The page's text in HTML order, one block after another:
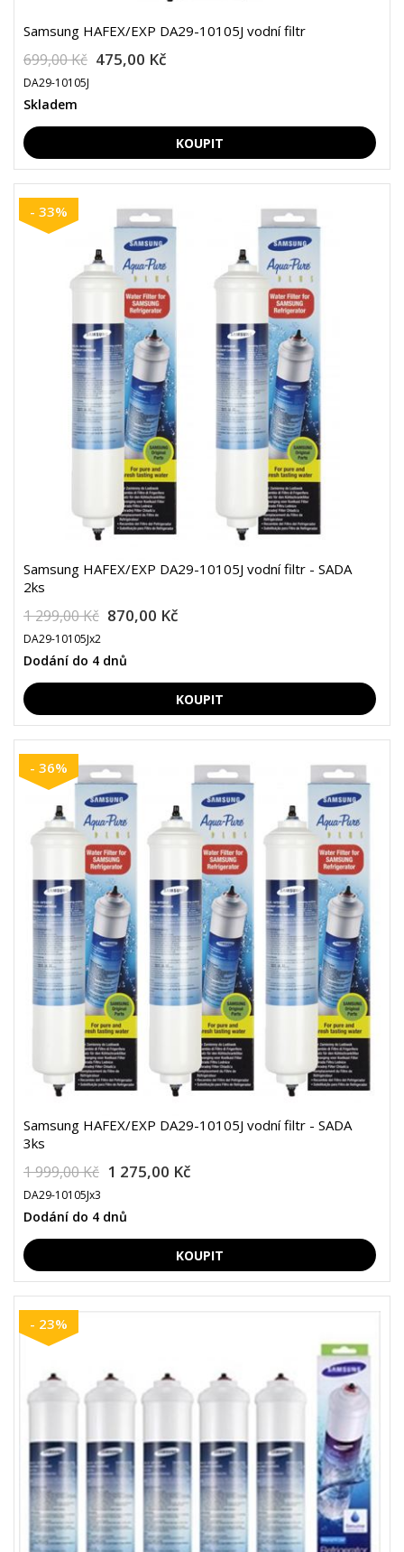
Samsung HAFEX/EXP DA29-10105J vodní filtr
699,00 Kč 475,00 Kč
DA29-10105J
Skladem
- 33%
Samsung HAFEX/EXP DA29-10105J vodní filtr - SADA
2ks
1 299,00 Kč 870,00 Kč
DA29-10105Jx2
Dodání do 4 dnů
- 36%
Samsung HAFEX/EXP DA29-10105J vodní filtr - SADA
3ks
1 999,00 Kč 1 275,00 Kč
DA29-10105Jx3
Dodání do 4 dnů
- 23%